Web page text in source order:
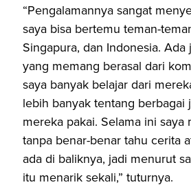
“Pengalamannya sangat
saya bisa bertemu teman-
Singapura, dan Indonesia.
yang memang berasal dari
saya banyak belajar dari
lebih banyak tentang berbagai
mereka pakai. Selama ini saya
tanpa benar-benar tahu cerita
ada di baliknya, jadi menurut
itu menarik sekali,” tuturnya.